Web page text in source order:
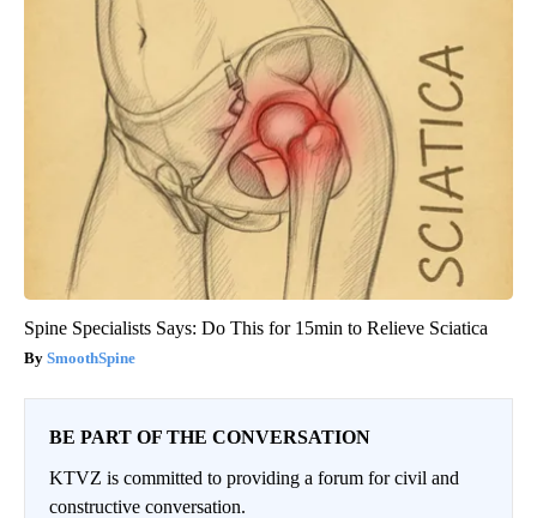
Spine Specialists Says: Do This for 15min to Relieve Sciatica
SmoothSpine
BE PART OF THE CONVERSATION
KTVZ is committed to providing a forum for civil and
constructive conversation.